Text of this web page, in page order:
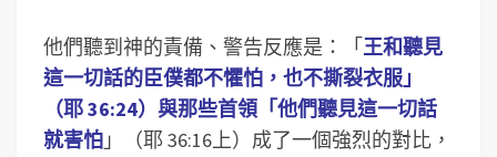
他們聽到神的責備、警告反應是：「王和聽見
這一切話的臣僕都不懼怕，也不撕裂衣服」
（耶 36:24）與那些首領「他們聽見這一切話
就害怕 」（耶 36:16上）成了一個強烈的對比，